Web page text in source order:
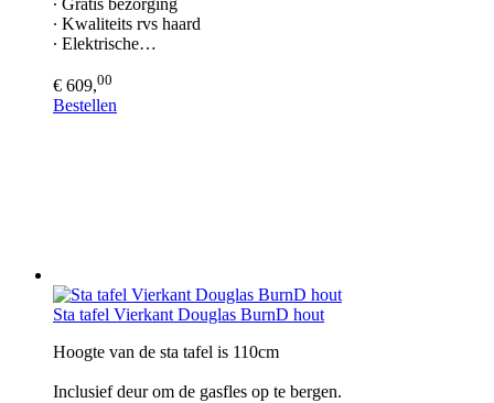
∙ Kwaliteits rvs haard
∙ Elektrische…
€ 609,00
Bestellen
Sta tafel Vierkant Douglas BurnD hout
Hoogte van de sta tafel is 110cm
Inclusief deur om de gasfles op te bergen.